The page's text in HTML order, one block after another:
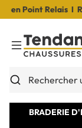
Point Relais I
Toggle Menu
Rechercher
BRADERIE